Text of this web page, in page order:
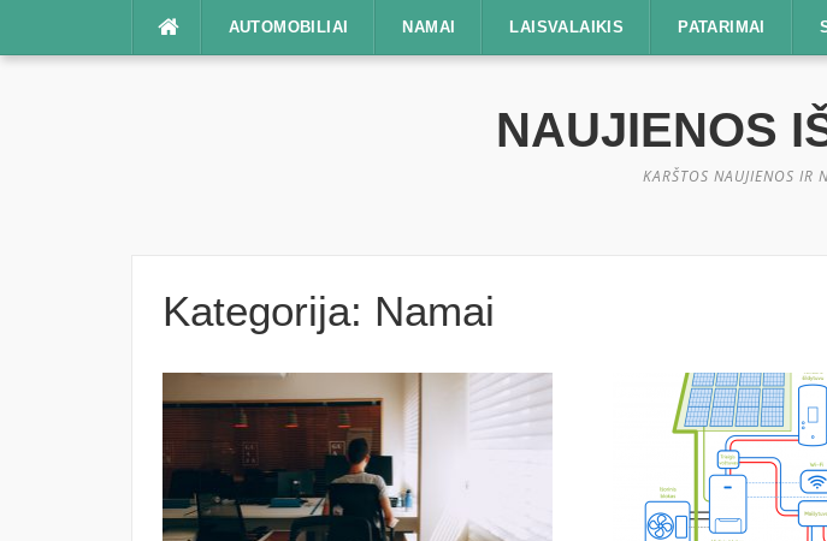
AUTOMOBILIAI NAMAI LAISVALAIKIS PATARIMAI
NAUJIENOS
KARŠTOS NAUJIENOS IR
Kategorija: Namai